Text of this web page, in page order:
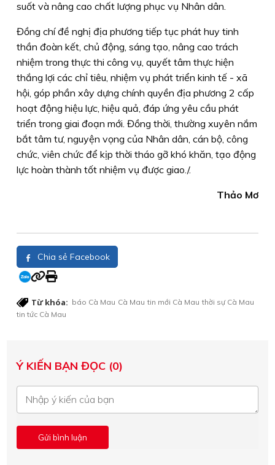
suốt và nâng cao chất lượng phục vụ Nhân dân.
Đồng chí đề nghị địa phương tiếp tục phát huy tinh
thần đoàn kết, chủ động, sáng tạo, nâng cao trách
nhiệm trong thực thi công vụ, quyết tâm thực hiện
thắng lợi các chỉ tiêu, nhiệm vụ phát triển kinh tế - xã
hội, góp phần xây dựng chính quyền địa phương 2 cấp
hoạt động hiệu lực, hiệu quả, đáp ứng yêu cầu phát
triển trong giai đoạn mới. Đồng thời, thường xuyên nắm
bắt tâm tư, nguyện vọng của Nhân dân, cán bộ, công
chức, viên chức để kịp thời tháo gỡ khó khăn, tạo động
lực hoàn thành tốt nhiệm vụ được giao./.
Thảo Mơ
Chia sẻ Facebook
Từ khóa: báo Cà Mau Cà Mau tin mới Cà Mau thời sự Cà Mau
tin tức Cà Mau
Ý KIẾN BẠN ĐỌC (0)